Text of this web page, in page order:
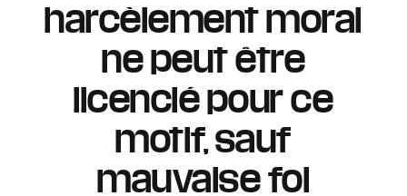
harcèlement moral
ne peut être
licencié pour ce
motif, sauf
mauvaise foi